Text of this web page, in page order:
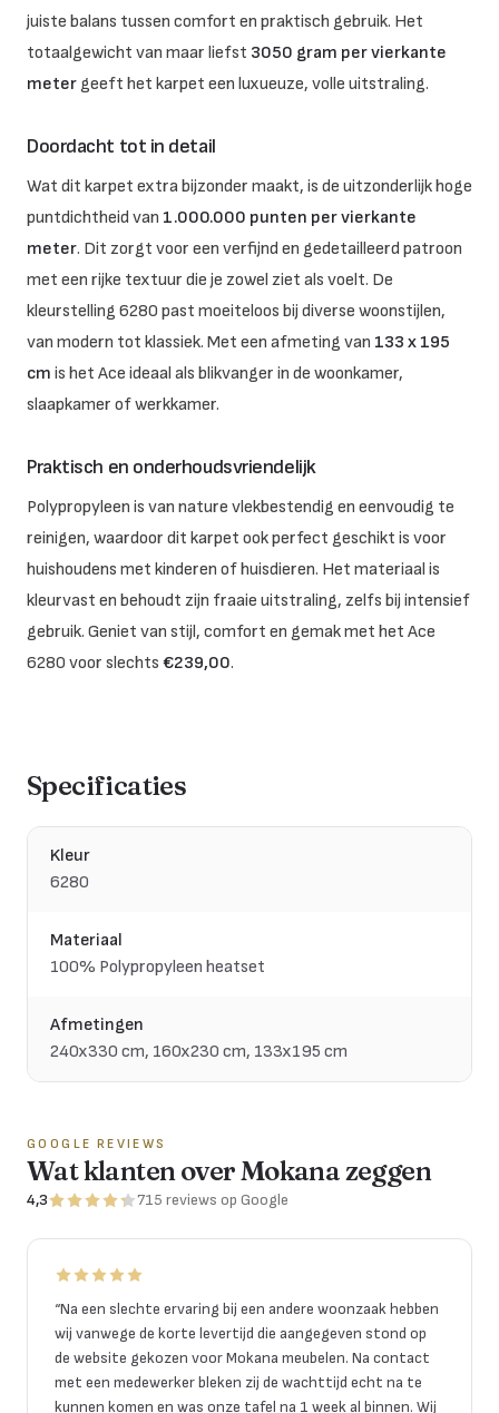
juiste balans tussen comfort en praktisch gebruik. Het
totaalgewicht van maar liefst 3050 gram per vierkante
meter geeft het karpet een luxueuze, volle uitstraling.
Doordacht tot in detail
Wat dit karpet extra bijzonder maakt, is de uitzonderlijk hoge
puntdichtheid van 1.000.000 punten per vierkante
meter. Dit zorgt voor een verfijnd en gedetailleerd patroon
met een rijke textuur die je zowel ziet als voelt. De
kleurstelling 6280 past moeiteloos bij diverse woonstijlen,
van modern tot klassiek. Met een afmeting van 133 x 195
cm is het Ace ideaal als blikvanger in de woonkamer,
slaapkamer of werkkamer.
Praktisch en onderhoudsvriendelijk
Polypropyleen is van nature vlekbestendig en eenvoudig te
reinigen, waardoor dit karpet ook perfect geschikt is voor
huishoudens met kinderen of huisdieren. Het materiaal is
kleurvast en behoudt zijn fraaie uitstraling, zelfs bij intensief
gebruik. Geniet van stijl, comfort en gemak met het Ace
6280 voor slechts €239,00.
Specificaties
Kleur
6280
Materiaal
100% Polypropyleen heatset
Afmetingen
240x330 cm, 160x230 cm, 133x195 cm
GOOGLE REVIEWS
Wat klanten over Mokana zeggen
4,3 715 reviews op Google
“Na een slechte ervaring bij een andere woonzaak hebben
wij vanwege de korte levertijd die aangegeven stond op
de website gekozen voor Mokana meubelen. Na contact
met een medewerker bleken zij de wachttijd echt na te
kunnen komen en was onze tafel na 1 week al binnen. Wij